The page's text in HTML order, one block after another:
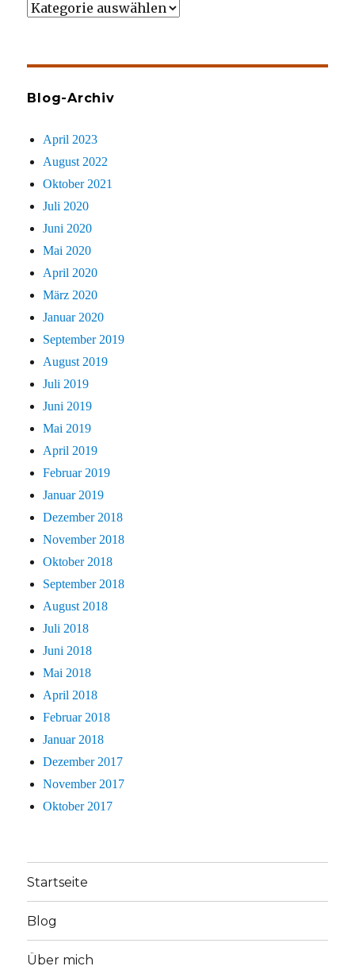
Wer
Blog-Archiv
April 2023
August 2022
Oktober 2021
Juli 2020
Juni 2020
Mai 2020
April 2020
März 2020
Januar 2020
September 2019
August 2019
Juli 2019
Juni 2019
Mai 2019
April 2019
Februar 2019
Januar 2019
Dezember 2018
November 2018
Oktober 2018
September 2018
August 2018
Juli 2018
Juni 2018
Mai 2018
April 2018
Februar 2018
Januar 2018
Dezember 2017
November 2017
Oktober 2017
Startseite
Blog
Über mich